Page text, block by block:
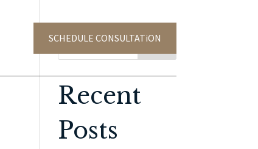
SCHEDULE CONSULTATiON
Recent
Posts